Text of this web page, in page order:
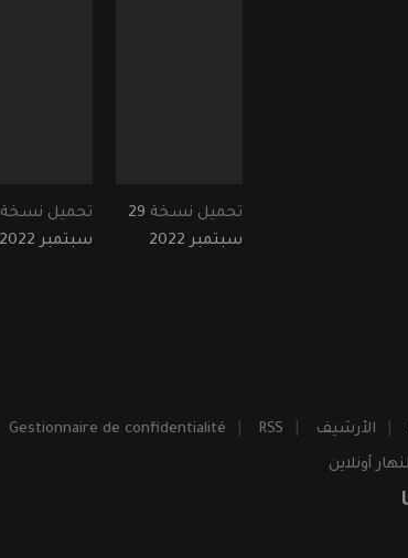
تحميل نسخة 29
سبتمبر 2022
تحميل نسخة
سبتمبر 2022
الأرشيف RSS
Gestionnaire de confidentialité